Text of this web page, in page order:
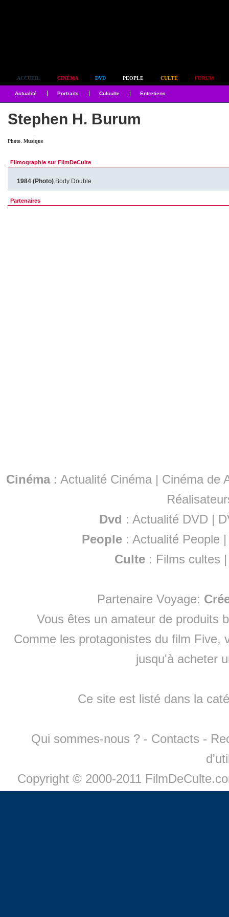
ACCUEIL CINÉMA DVD PEOPLE CULTE FORUM
Actualité Portraits Culculte Entretiens
Stephen H. Burum
Photo, Musique
Filmographie sur FilmDeCulte
1984 (Photo) Body Double
Partenaires
Cinéma: Actualité Cinéma | Cinéma de
Dvd : Actualité DVD |
People :Actualité People
Culte : Films cultes
Partenaire Voyage:
Vous êtes un amateur de produits
Comme les protagonistes du film Five,
jusqu'à acheter
Ce site est listé dans la
Qui sommes-nous ? - Contacts -
Copyright © 2000-2011